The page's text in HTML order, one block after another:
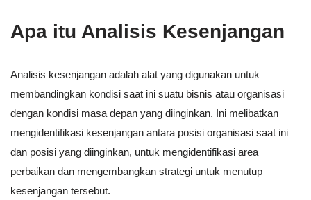
Apa itu Analisis Kesenjangan
Analisis kesenjangan adalah alat yang digunakan untuk
membandingkan kondisi saat ini suatu bisnis atau organisasi
dengan kondisi masa depan yang diinginkan. Ini melibatkan
mengidentifikasi kesenjangan antara posisi organisasi saat ini
dan posisi yang diinginkan, untuk mengidentifikasi area
perbaikan dan mengembangkan strategi untuk menutup
kesenjangan tersebut.